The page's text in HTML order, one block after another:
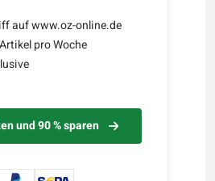
auf www.oz-online.de
pro Woche
und 90 % sparen